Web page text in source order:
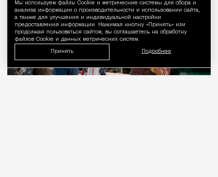
Уведомление
Мы используем файлы Сookie и метрические системы для сбора и
анализа информации о производительности и использовании сайта,
а также для улучшения и индивидуальной настройки
предоставления информации. Нажимая кнопку «Принять» или
продолжая пользоваться сайтом, вы соглашаетесь на обработку
файлов Cookie и данных метрических систем.
Принять Подробнее